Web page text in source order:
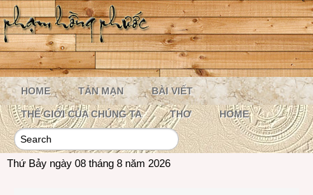
HOME TẢN MẠN BÀI VIẾT
THẾ GIỚI CỦA CHÚNG TA THƠ HOME
Thứ Bảy ngày 08 tháng 8 năm 2026